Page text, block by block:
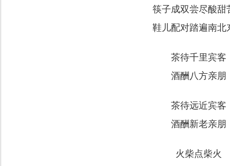
筷子成双尝尽酸甜
鞋儿配对踏遍南北
茶待千里宾客
酒酬八方亲朋
茶待远近宾客
酒酬新老亲朋
火柴点柴火